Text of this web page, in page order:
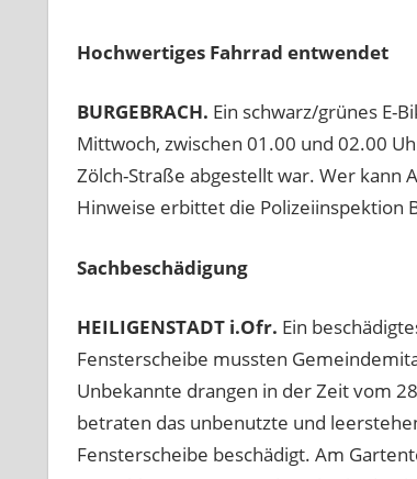
Hochwertiges Fahrrad entwendet
BURGEBRACH. Ein schwarz/grünes E-
Mittwoch, zwischen 01.00 und 02.00
Zölch-Straße abgestellt war. Wer kann
Hinweise erbittet die Polizeiinspektion
Sachbeschädigung
HEILIGENSTADT i.Ofr. Ein
Fensterscheibe mussten
Unbekannte drangen in der Zeit vom
betraten das unbenutzte und
Fensterscheibe beschädigt. Am